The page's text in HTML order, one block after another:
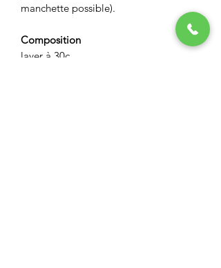
manchette possible).
Composition
laver à 30c